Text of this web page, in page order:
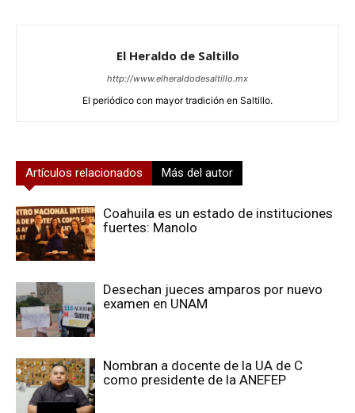
El Heraldo de Saltillo
http://www.elheraldodesaltillo.mx
El periódico con mayor tradición en Saltillo.
Artículos relacionados Más del autor
Coahuila es un estado de instituciones
fuertes: Manolo
Desechan jueces amparos por nuevo
examen en UNAM
Nombran a docente de la UA de C
como presidente de la ANEFEP